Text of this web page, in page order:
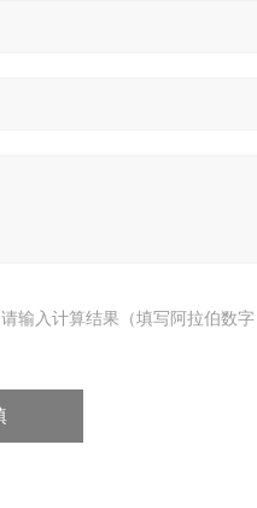
请输入计算结果（填写阿拉伯数